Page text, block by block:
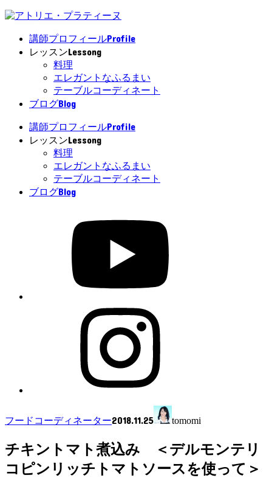
講師プロフィールProfile
レッスンLessong
料理
エレガントなふるまい
テーブルコーディネート
ブログBlog
講師プロフィールProfile
レッスンLessong
料理
エレガントなふるまい
テーブルコーディネート
ブログBlog
フードコーディネーター2018.11.25 tomomi
チキントマト煮込み ＜デルモンテリ
コピンリッチトマトソースを使って＞